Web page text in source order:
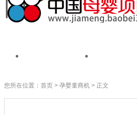
您所在位置： 首页 > 孕婴童商机 > 正文